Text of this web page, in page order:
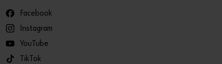
Facebook
Instagram
YouTube
TikTok